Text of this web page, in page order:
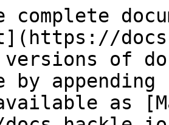
complete
versions of
by
as